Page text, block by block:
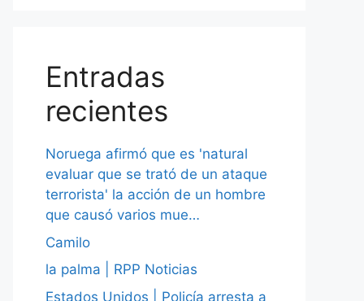
Entradas
recientes
Noruega afirmó que es 'natural
evaluar que se trató de un ataque
terrorista' la acción de un hombre
que causó varios mue…
Camilo
la palma | RPP Noticias
Estados Unidos | Policía arresta a